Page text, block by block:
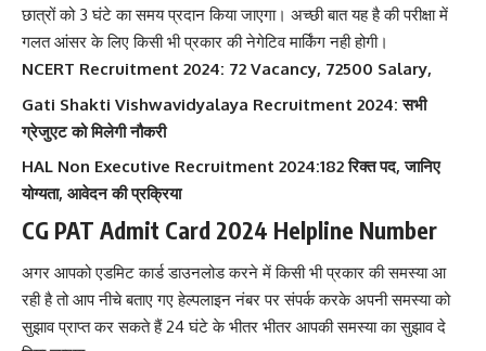
छात्रों को 3 घंटे का समय प्रदान किया जाएगा। अच्छी बात यह है की परीक्षा में
गलत आंसर के लिए किसी भी प्रकार की नेगेटिव मार्किंग नही होगी।
NCERT Recruitment 2024: 72 Vacancy, 72500 Salary,
Gati Shakti Vishwavidyalaya Recruitment 2024: सभी
ग्रेजुएट को मिलेगी नौकरी
HAL Non Executive Recruitment 2024:182 रिक्त पद, जानिए
योग्यता, आवेदन की प्रक्रिया
CG PAT Admit Card 2024 Helpline Number
अगर आपको एडमिट कार्ड डाउनलोड करने में किसी भी प्रकार की समस्या आ
रही है तो आप नीचे बताए गए हेल्पलाइन नंबर पर संपर्क करके अपनी समस्या को
सुझाव प्राप्त कर सकते हैं 24 घंटे के भीतर भीतर आपकी समस्या का सुझाव दे